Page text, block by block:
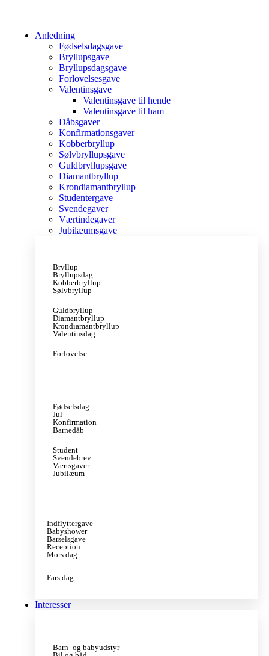
Anledning
Fødselsdagsgave
Bryllupsgave
Bryllupsdagsgave
Forlovelsesgave
Valentinsgave
Valentinsgave til hende
Valentinsgave til ham
Dåbsgaver
Konfirmationsgaver
Kobberbryllup
Sølvbryllupsgave
Guldbryllupsgave
Diamantbryllup
Krondiamantbryllup
Studentergave
Svendegaver
Værtindegaver
Jubilæumsgave
Bryllup
Bryllupsdag
Kobberbryllup
Sølvbryllup
Guldbryllup
Diamantbryllup
Krondiamantbryllup
Valentinsdag
Forlovelse
Fødselsdag
Jul
Konfirmation
Barnedåb
Student
Svendebrev
Værtsgaver
Jubilæum
Indflyttergave
Babyshower
Barselsgave
Reception
Mors dag
Fars dag
Interesser
Barn- og babyudstyr